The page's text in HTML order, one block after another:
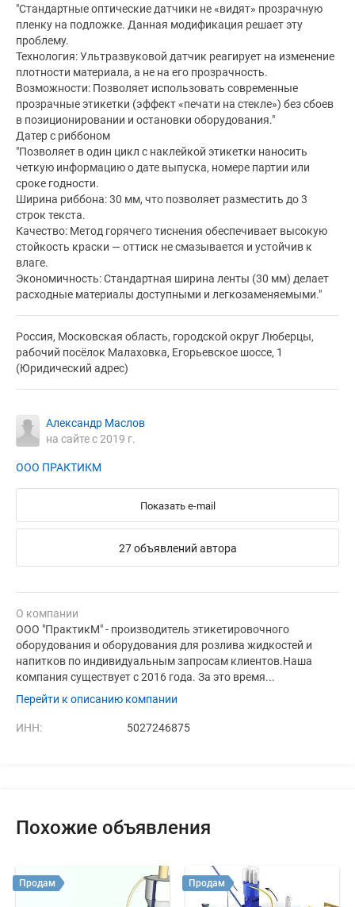
"Стандартные оптические датчики не «видят» прозрачную
пленку на подложке. Данная модификация решает эту
проблему.
Технология: Ультразвуковой датчик реагирует на изменение
плотности материала, а не на его прозрачность.
Возможности: Позволяет использовать современные
прозрачные этикетки (эффект «печати на стекле») без сбоев
в позиционировании и остановки оборудования."
Датер с риббоном
"Позволяет в один цикл с наклейкой этикетки наносить
четкую информацию о дате выпуска, номере партии или
сроке годности.
Ширина риббона: 30 мм, что позволяет разместить до 3
строк текста.
Качество: Метод горячего тиснения обеспечивает высокую
стойкость краски — оттиск не смазывается и устойчив к
влаге.
Экономичность: Стандартная ширина ленты (30 мм) делает
расходные материалы доступными и легкозаменяемыми."
Россия, Московская область, городской округ Люберцы,
рабочий посёлок Малаховка, Егорьевское шоссе, 1
(Юридический адрес)
Александр Маслов
на сайте с 2019 г.
ООО ПРАКТИКМ
Показать e-mail
27 объявлений автора
О компании
ООО "ПрактикМ" - производитель этикетировочного
оборудования и оборудования для розлива жидкостей и
напитков по индивидуальным запросам клиентов.Наша
компания существует с 2016 года. За это время...
Перейти к описанию компании
ИНН: 5027246875
Похожие объявления
Продам Продам